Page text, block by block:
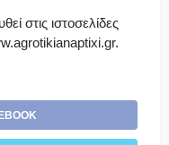
στις ιστοσελίδες